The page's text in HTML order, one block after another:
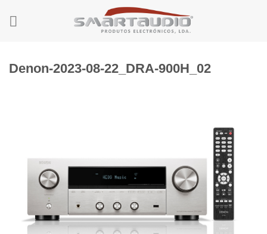
Denon-2023-08-22_DRA-900H_02